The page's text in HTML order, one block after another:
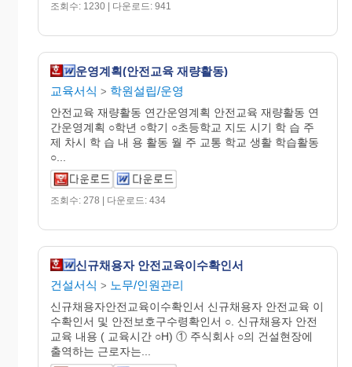
조회수: 1230 | 다운로드: 941
운영계획(안전교육 재량활동)
교육서식 > 학원설립/운영
안전교육 재량활동 연간운영계획 안전교육 재량활동 연
간운영계획 ○학년 ○학기 ○초등학교 지도 시기 학 습 주
제 차시 학 습 내 용 활동 월 주 교통 학교 생활 학습활동
○...
조회수: 278 | 다운로드: 434
신규채용자 안전교육이수확인서
건설서식 > 노무/인원관리
신규채용자안전교육이수확인서 신규채용자 안전교육 이
수확인서 및 안전보호구수령확인서 ○. 신규채용자 안전
교육 내용 ( 교육시간 ○H) ① 주식회사 ○의 건설현장에
출역하는 근로자는...